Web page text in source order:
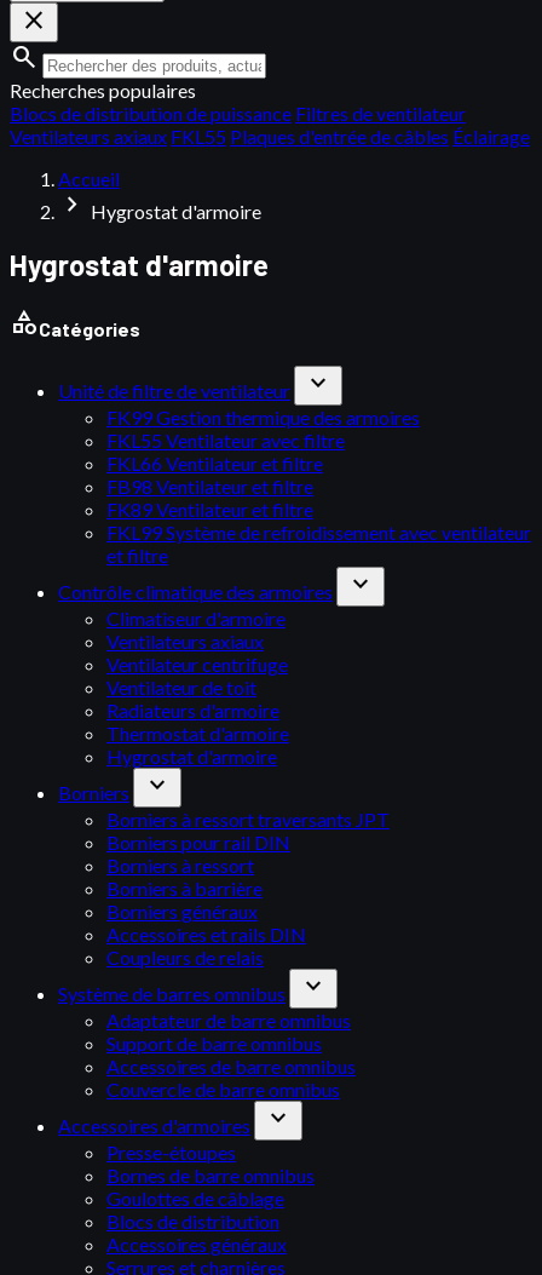
close
search
Recherches populaires
Blocs de distribution de puissance Filtres de ventilateur
Ventilateurs axiaux FKL55 Plaques d'entrée de câbles Éclairage
Accueil
chevron_right Hygrostat d'armoire
Hygrostat d'armoire
categoryCatégories
Unité de filtre de ventilateur expand_more
FK99 Gestion thermique des armoires
FKL55 Ventilateur avec filtre
FKL66 Ventilateur et filtre
FB98 Ventilateur et filtre
FK89 Ventilateur et filtre
FKL99 Système de refroidissement avec ventilateur
et filtre
Contrôle climatique des armoires
expand_more
Climatiseur d'armoire
Ventilateurs axiaux
Ventilateur centrifuge
Ventilateur de toit
Radiateurs d'armoire
Thermostat d'armoire
Hygrostat d'armoire
Borniers
expand_more
Borniers à ressort traversants JPT
Borniers pour rail DIN
Borniers à ressort
Borniers à barrière
Borniers généraux
Accessoires et rails DIN
Coupleurs de relais
Système de barres omnibus
expand_more
Adaptateur de barre omnibus
Support de barre omnibus
Accessoires de barre omnibus
Couvercle de barre omnibus
Accessoires d'armoires
expand_more
Presse-étoupes
Bornes de barre omnibus
Goulottes de câblage
Blocs de distribution
Accessoires généraux
Serrures et charnières